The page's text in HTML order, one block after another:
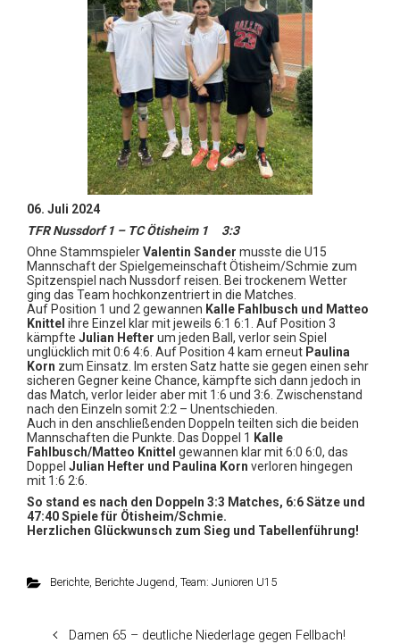
06. Juli 2024
TFR Nussdorf 1 – TC Ötisheim 1 3:3
Ohne StammspielerValentin Sander musste die U15
Mannschaft der Spielgemeinschaft Ötisheim/Schmie zum
Spitzenspiel nach Nussdorf reisen. Bei trockenem Wetter
ging das Team hochkonzentriert in die Matches.
Auf Position 1 und 2 gewannen Kalle Fahlbusch und Matteo
Knittel ihre Einzel klar mit jeweils 6:1 6:1. Auf Position 3
kämpfte Julian Hefter um jeden Ball, verlor sein Spiel
unglücklich mit 0:6 4:6. Auf Position 4 kam erneut Paulina
Korn zum Einsatz. Im ersten Satz hatte sie gegen einen sehr
sicheren Gegner keine Chance, kämpfte sich dann jedoch in
das Match, verlor leider aber mit 1:6 und 3:6. Zwischenstand
nach den Einzeln somit 2:2 – Unentschieden.
Auch in den anschließenden Doppeln teilten sich die beiden
Mannschaften die Punkte. Das Doppel 1 Kalle
Fahlbusch/Matteo Knittel gewannen klar mit 6:0 6:0, das
Doppel Julian Hefter und Paulina Korn verloren hingegen
mit 1:6 2:6.
So stand es nach den Doppeln 3:3 Matches, 6:6 Sätze und
47:40 Spiele für Ötisheim/Schmie.
Herzlichen Glückwunsch zum Sieg und Tabellenführung!
Berichte, Berichte Jugend, Team: Junioren U15
Damen 65 – deutliche Niederlage gegen Fellbach!